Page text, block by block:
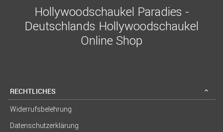
Hollywoodschaukel Paradies -
Deutschlands Hollywoodschaukel
Online Shop
RECHTLICHES
Widerrufsbelehrung
Datenschutzerklärung